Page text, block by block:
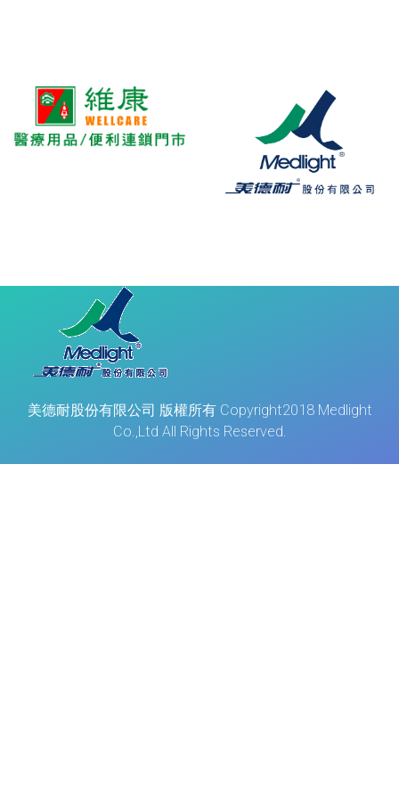
美德耐股份有限公司 版權所有 Copyright2018 Medlight
Co.,Ltd All Rights Reserved.